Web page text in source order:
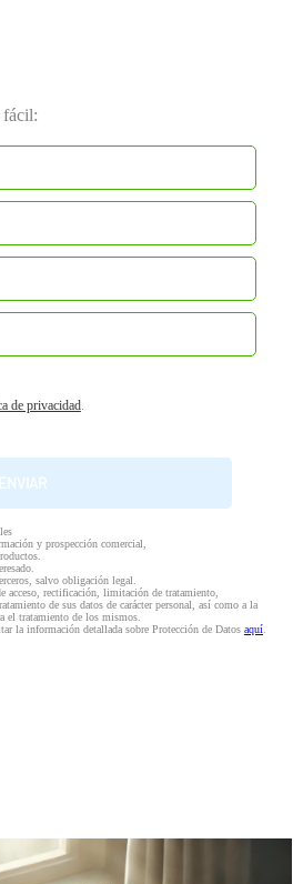
fácil:
de privacidad.
y prospección comercial,
salvo obligación legal.
acceso, rectificación, limitación de tratamiento,
de sus datos de carácter personal, así como a la
el tratamiento de los mismos.
la información detallada sobre Protección de Datos aquí.